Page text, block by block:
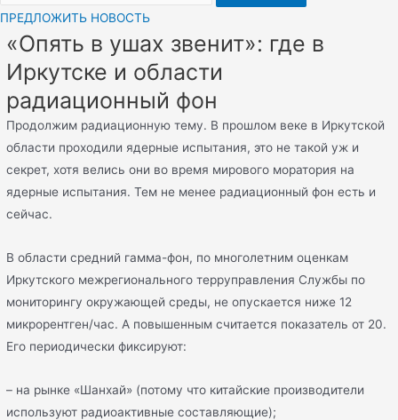
ПРЕДЛОЖИТЬ НОВОСТЬ
«Опять в ушах звенит»: где в
Иркутске и области
радиационный фон
Продолжим радиационную тему. В прошлом веке в Иркутской
области проходили ядерные испытания, это не такой уж и
секрет, хотя велись они во время мирового моратория на
ядерные испытания. Тем не менее радиационный фон есть и
сейчас.
В области средний гамма-фон, по многолетним оценкам
Иркутского межрегионального терруправления Службы по
мониторингу окружающей среды, не опускается ниже 12
микрорентген/час. А повышенным считается показатель от 20.
Его периодически фиксируют:
– на рынке «Шанхай» (потому что китайские производители
используют радиоактивные составляющие);